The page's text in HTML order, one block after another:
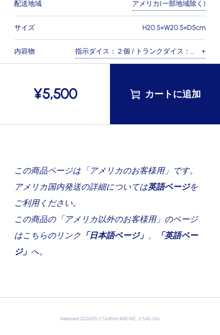
配送地域 アメリカ(一部地域除く)
サイズ H20.5×W20.5×D5cm
内容物
指示ダイス：２個 / トランクダイス：
24個 / 駅舎ボード：1枚 / 駅ボード：12
イル：６枚 / コイントークン：50枚 /
×
¥5,500
この商品ページは「アメリカのお客様用」です。
アメリカ国内発送の詳細については英語ページを
ご利用ください。
この商品の「アメリカ以外のお客様用」のページ
はこちらのリンク 「日本語ページ」 、 「英語ペー
ジ」 へ。
Released 2026/05 // SAASHI-AND INC. // SAS-016